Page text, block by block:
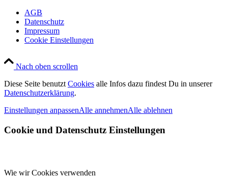
AGB
Datenschutz
Impressum
Cookie Einstellungen
Nach oben scrollen
Diese Seite benutzt Cookies alle Infos dazu findest Du in unserer
Datenschutzerklärung.
Einstellungen anpassenAlle annehmenAlle ablehnen
Cookie und Datenschutz Einstellungen
Wie wir Cookies verwenden